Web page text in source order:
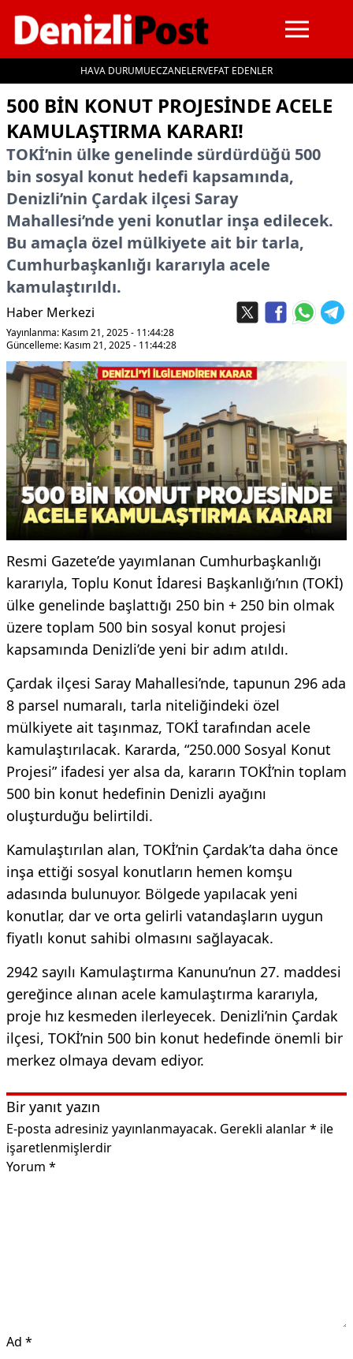
HAVA DURUMUECZANELERVEFAT EDENLER
İçeriğe geç
500 BIN KONUT PROJESINDE ACELE
KAMULAŞTIRMA KARARI!
TOKİ’nin ülke genelinde sürdürdüğü 500
bin sosyal konut hedefi kapsamında,
Denizli’nin Çardak ilçesi Saray
Mahallesi’nde yeni konutlar inşa edilecek.
Bu amaçla özel mülkiyete ait bir tarla,
Cumhurbaşkanlığı kararıyla acele
kamulaştırıldı.
Haber Merkezi
Yayınlanma: Kasım 21, 2025 - 11:44:28
Güncelleme: Kasım 21, 2025 - 11:44:28
Resmi Gazete’de yayımlanan Cumhurbaşkanlığı
kararıyla, Toplu Konut İdaresi Başkanlığı’nın (TOKİ)
ülke genelinde başlattığı 250 bin + 250 bin olmak
üzere toplam 500 bin sosyal konut projesi
kapsamında Denizli’de yeni bir adım atıldı.
Çardak ilçesi Saray Mahallesi’nde, tapunun 296 ada
8 parsel numaralı, tarla niteliğindeki özel
mülkiyete ait taşınmaz, TOKİ tarafından acele
kamulaştırılacak. Kararda, “250.000 Sosyal Konut
Projesi” ifadesi yer alsa da, kararın TOKİ’nin toplam
500 bin konut hedefinin Denizli ayağını
oluşturduğu belirtildi.
Kamulaştırılan alan, TOKİ’nin Çardak’ta daha önce
inşa ettiği sosyal konutların hemen komşu
adasında bulunuyor. Bölgede yapılacak yeni
konutlar, dar ve orta gelirli vatandaşların uygun
fiyatlı konut sahibi olmasını sağlayacak.
2942 sayılı Kamulaştırma Kanunu’nun 27. maddesi
gereğince alınan acele kamulaştırma kararıyla,
proje hız kesmeden ilerleyecek. Denizli’nin Çardak
ilçesi, TOKİ’nin 500 bin konut hedefinde önemli bir
merkez olmaya devam ediyor.
Bir yanıt yazın
E-posta adresiniz yayınlanmayacak. Gerekli alanlar* ile
işaretlenmişlerdir
Yorum *
Ad *